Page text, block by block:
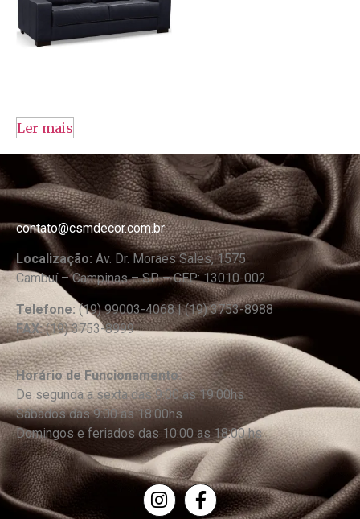
Ler mais
contato@csmdecor.com.br
Localização: Av. Dr. Moraes Sales, 1575
Cambuí – Campinas – SP – CEP: 13010-002
Telefone: (19) 99003-4068 | (19) 3753-8988
FAX:(19) 3753-8999
Horário de Funcionamento:
De segunda a sexta das 9:00 as 19:00hs
Sábados das 9:00 as 18:00hs
Domingos e feriados das 10:00 as 18:00 hs